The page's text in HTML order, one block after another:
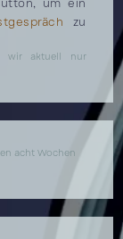
um ein
zu
wir aktuell nur
acht Wochen